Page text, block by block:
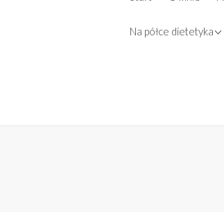
Na półce dietetyka
książki